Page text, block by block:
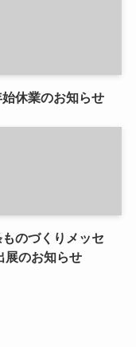
休業のお知らせ
のづくりメッセ
展のお知らせ